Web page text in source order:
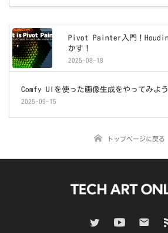
Pivot Painter入門！
かす！
2025-08-18
Comfy UIを使った画像生成をやってみよう
2025-09-15
トップページに戻る